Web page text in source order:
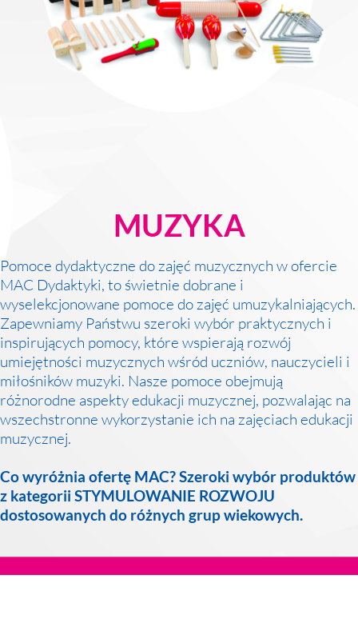
szczegóły
2017
Technologie
zobacz
katalogi
MUZYKA
Pomoce dydaktyczne do zajęć muzycznych w ofercie
MAC Dydaktyki, to świetnie dobrane i
wyselekcjonowane pomoce do zajęć umuzykalniających.
Zapewniamy Państwu szeroki wybór praktycznych i
inspirujących pomocy, które wspierają rozwój
umiejętności muzycznych wśród uczniów, nauczycieli i
miłośników muzyki. Nasze pomoce obejmują
różnorodne aspekty edukacji muzycznej, pozwalając na
wszechstronne wykorzystanie ich na zajęciach edukacji
muzycznej.
Co wyróżnia ofertę MAC? Szeroki wybór produktów
z kategorii STYMULOWANIE ROZWOJU
dostosowanych do różnych grup wiekowych.